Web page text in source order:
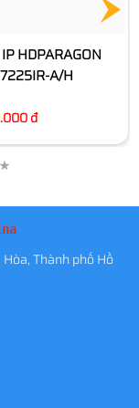
Thành phố Hồ